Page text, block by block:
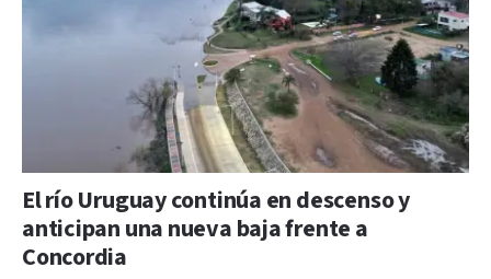
El río Uruguay continúa en descenso y
anticipan una nueva baja frente a
Concordia